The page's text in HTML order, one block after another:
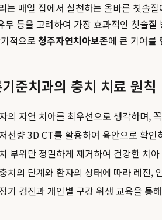
는 매일 집에서 실천하는 올바른 칫솔
무 등을 고려하여 가장 효과적인 칫솔
적으로 청주자연치아보존에 큰 기여를
준치과의 충치 치료 원칙
의 자연 치아를 최우선으로 생각하며,
저선량 3D CT를 활용하여 육안으로 확
부위만 정밀하게 제거하여 건강한 치
충치의 단계와 환자의 상태에 따라 레진,
정기 검진과 개인별 구강 위생 교육을 통